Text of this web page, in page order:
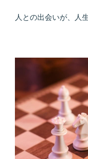
人との出会いが、人